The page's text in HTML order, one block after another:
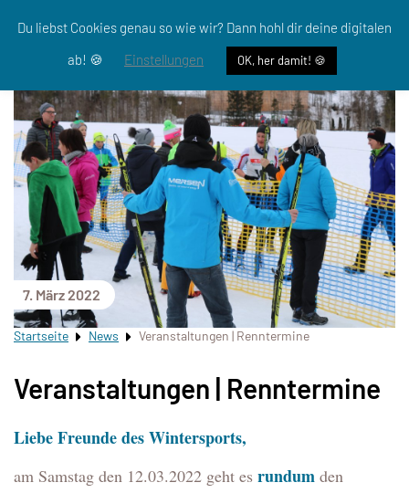
7. März 2022
Startseite News Veranstaltungen | Renntermine
Veranstaltungen | Renntermine
Liebe Freunde des Wintersports,
am Samstag den 12.03.2022 geht es rundum den
Du liebst Cookies genau so wie wir? Dann hohl dir deine digitalen
ab! 🍪
Einstellungen OK, her damit! 🍪